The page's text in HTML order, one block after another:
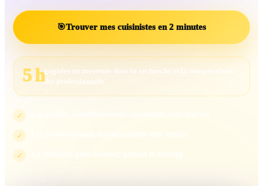
🎯Trouver mes cuisinistes en 2 minutes
5 hgagnées en moyenne dans la recherche et la comparaison
des professionnels
✓
✓
✓